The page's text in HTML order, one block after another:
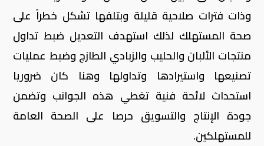
وذات فترات صلاحية قليلة وبتلفها تشكل خطراً على
صحة المستهلك لذلك استهدف التعديل ضبط تداول
منتجات الألبان والحليب والزبادي الطازج وضبط عمليات
تصنيعها واستيرادها وتداولها وهنا كان ضروريا
استحداث لائحة فنية تغطي هذه الجوانب وتضمن
جودة الإنتاج والتسويق حرصا على الصحة العامة
للمستهلكين.